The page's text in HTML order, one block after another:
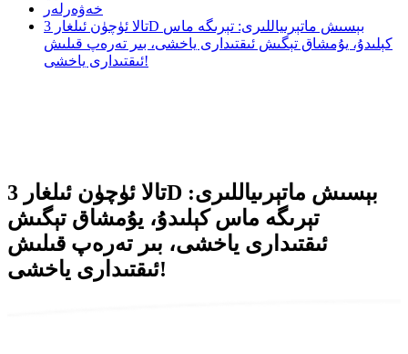
خەۋەرلەر
تالا ئۈچۈن ئىلغار 3D بېسىش ماتېرىياللىرى: تېرىگە ماس
كېلىدۇ، يۇمشاق تېگىش ئىقتىدارى ياخشى، بىر تەرەپ قىلىش
ئىقتىدارى ياخشى!
تالا ئۈچۈن ئىلغار 3D بېسىش ماتېرىياللىرى:
تېرىگە ماس كېلىدۇ، يۇمشاق تېگىش
ئىقتىدارى ياخشى، بىر تەرەپ قىلىش
ئىقتىدارى ياخشى!